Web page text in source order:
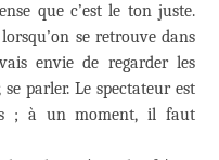
que c’est le ton juste.
se retrouve dans
envie de regarder les
parler. Le spectateur est
; à un moment, il faut